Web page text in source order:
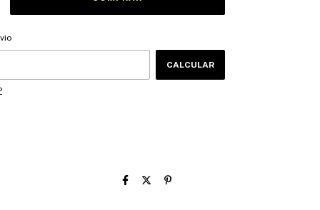
CALCULAR